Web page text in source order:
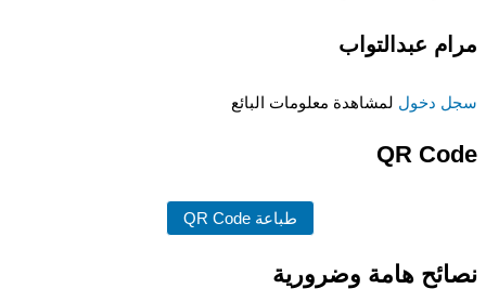
مرام عبدالتواب
سجل دخول لمشاهدة معلومات البائع
QR Code
طباعة QR Code
نصائح هامة وضرورية